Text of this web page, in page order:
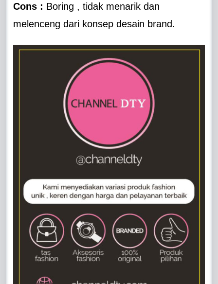
Cons : Boring , tidak menarik dan
melenceng dari konsep desain brand.